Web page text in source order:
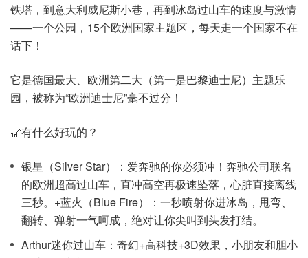
铁塔，到意大利威尼斯小巷，再到冰岛过山车的速度与激情
——一个公园，15个欧洲国家主题区，每天走一个国家不在
话下！
它是德国最大、欧洲第二大（第一是巴黎迪士尼）主题乐
园，被称为“欧洲迪士尼”毫不过分！
🎢有什么好玩的？
银星（Silver Star）：爱奔驰的你必须冲！奔驰公司联名
的欧洲超高过山车，直冲高空再极速坠落，心脏直接离线
三秒。+蓝火（Blue Fire）：一秒喷射你进冰岛，甩弯、
翻转、弹射一气呵成，绝对让你尖叫到头发打结。
Arthur迷你过山车：奇幻+高科技+3D效果，小朋友和胆小